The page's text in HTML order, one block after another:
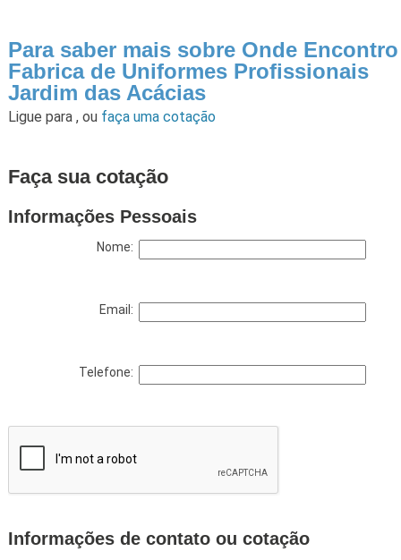
Para saber mais sobre Onde Encontro
Fabrica de Uniformes Profissionais
Jardim das Acácias
Ligue para , ou faça uma cotação
Faça sua cotação
Informações Pessoais
Nome:
Email:
Telefone:
Informações de contato ou cotação